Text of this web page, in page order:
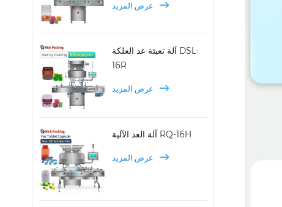
عرض المزيد
آلة تعبئة عد العلكة DSL-
16R
عرض المزيد
آلة العد الآلية RQ-16H
عرض المزيد